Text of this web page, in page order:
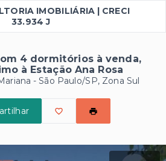
IMOBILIÁRIA | CRECI
33.934 J
4 dormitórios à venda,
à Estação Ana Rosa
- São Paulo/SP, Zona Sul